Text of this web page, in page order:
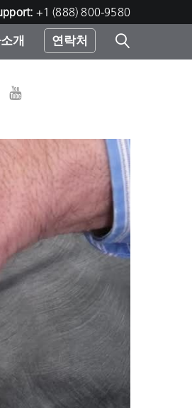
+1 (888) 800-9580
개 연락처